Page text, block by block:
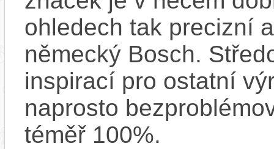
ohledech tak precizní
německý Bosch.
inspirací pro ostatní
naprosto
téměř 100%.